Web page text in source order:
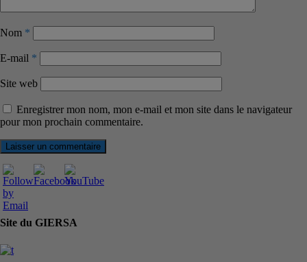
Nom *
E-mail *
Site web
Enregistrer mon nom, mon e-mail et mon site dans le navigateur
pour mon prochain commentaire.
Site du GIERSA